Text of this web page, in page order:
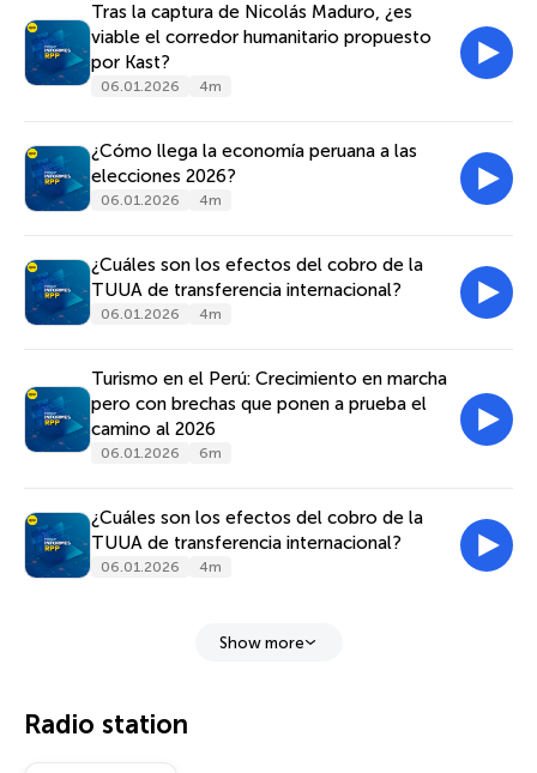
Tras la captura de Nicolás Maduro, ¿es
viable el corredor humanitario propuesto
por Kast?
06.01.2026 4m
¿Cómo llega la economía peruana a las
elecciones 2026?
06.01.2026 4m
¿Cuáles son los efectos del cobro de la
TUUA de transferencia internacional?
06.01.2026 4m
Turismo en el Perú: Crecimiento en marcha
pero con brechas que ponen a prueba el
camino al 2026
06.01.2026 6m
¿Cuáles son los efectos del cobro de la
TUUA de transferencia internacional?
06.01.2026 4m
Show more
Radio station